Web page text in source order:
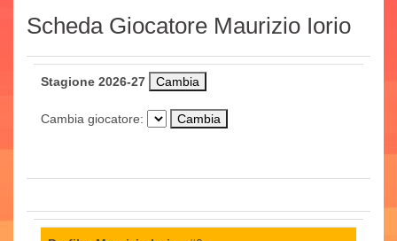
Scheda Giocatore Maurizio Iorio
Stagione 2026-27
Cambia giocatore: